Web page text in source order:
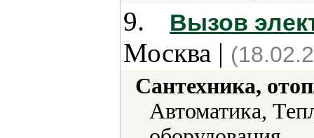
9. Вызов
Москва |
Сантехника,
Автоматика,